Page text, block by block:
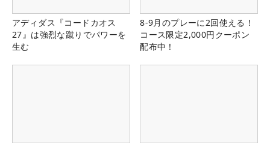
アディダス『コードカオス
27』は強烈な蹴りでパワーを
生む
8-9月のプレーに2回使える！
コース限定2,000円クーポン
配布中！